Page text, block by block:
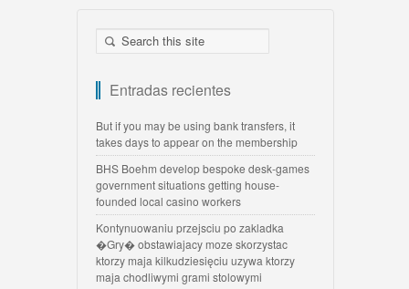
Entradas recientes
But if you may be using bank transfers, it
takes days to appear on the membership
BHS Boehm develop bespoke desk-games
government situations getting house-
founded local casino workers
Kontynuowaniu przejsciu po zakladka
�Gry� obstawiajacy moze skorzystac
ktorzy maja kilkudziesięciu uzywa ktorzy
maja chodliwymi grami stolowymi